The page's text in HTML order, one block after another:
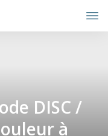
DISC /
à